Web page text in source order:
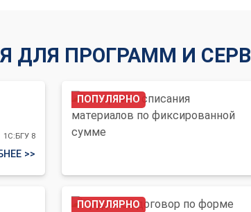
ДЛЯ ПРОГРАММ И
1С:БГУ 8
>>
ПОПУЛЯРНО
ПОПУЛЯРНО